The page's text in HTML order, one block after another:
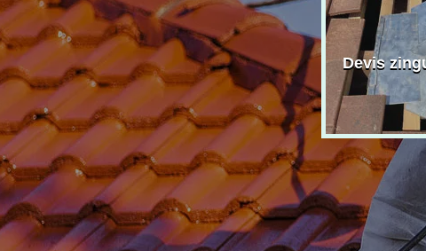
et
de
toiture 87
Couvreur
charpentier 87
Devis